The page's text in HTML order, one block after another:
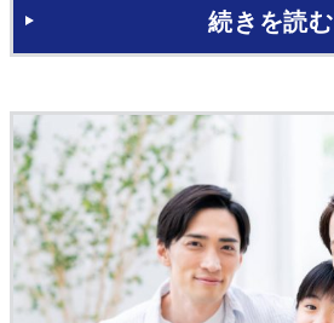
続きを読む